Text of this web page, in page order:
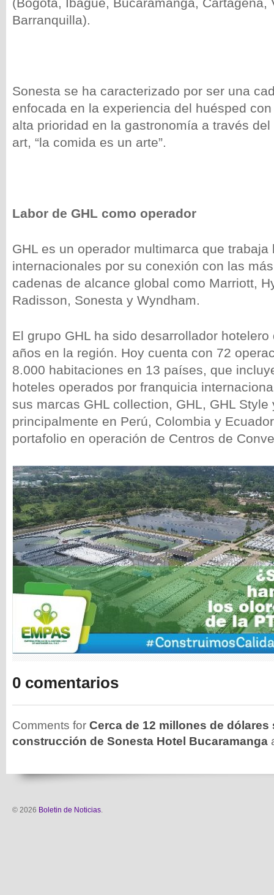
Barranquilla).
Sonesta se ha caracterizado por ser una
enfocada en la experiencia del huésped
alta prioridad en la gastronomía a través
art, “la comida es un arte”.
Labor de GHL como operador
GHL es un operador multimarca que trabaja
internacionales por su conexión con las
cadenas de alcance global como Marriott,
Radisson, Sonesta y Wyndham.
El grupo GHL ha sido desarrollador
años en la región. Hoy cuenta con 72
8.000 habitaciones en 13 países, que
hoteles operados por franquicia
sus marcas GHL collection, GHL, GHL Style
principalmente en Perú, Colombia y
portafolio en operación de Centros de
0 comentarios
Comments for Cerca de 12 millones de
construcción de Sonesta Hotel Bucaramanga
© 2026 Boletin de Noticias.